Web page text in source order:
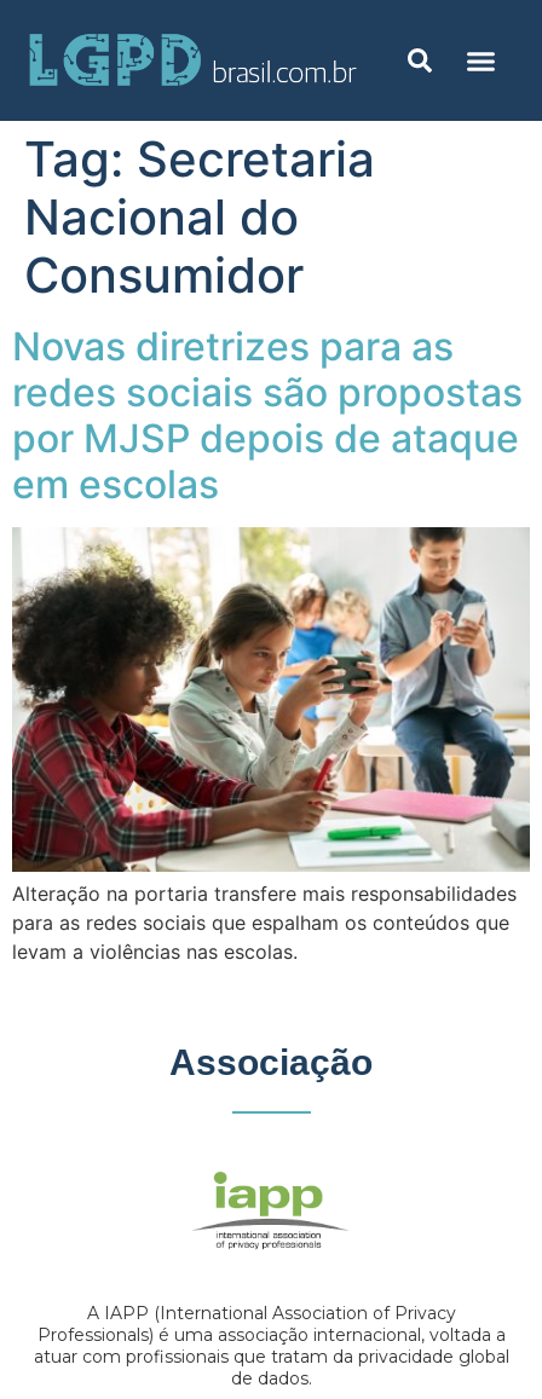
Tag: Secretaria
Nacional do
Consumidor
Novas diretrizes para as
redes sociais são propostas
por MJSP depois de ataque
em escolas
Alteração na portaria transfere mais responsabilidades
para as redes sociais que espalham os conteúdos que
levam a violências nas escolas.
Associação
A IAPP (International Association of Privacy
Professionals) é uma associação internacional, voltada a
atuar com profissionais que tratam da privacidade global
de dados.